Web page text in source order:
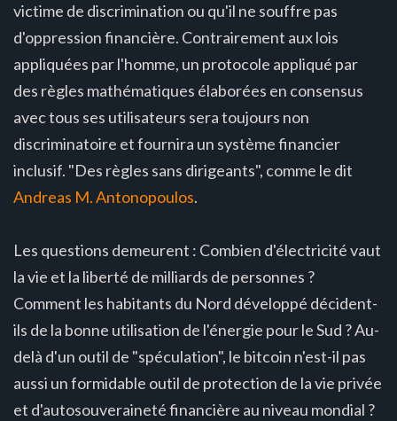
victime de discrimination ou qu'il ne souffre pas
d'oppression financière. Contrairement aux lois
appliquées par l'homme, un protocole appliqué par
des règles mathématiques élaborées en consensus
avec tous ses utilisateurs sera toujours non
discriminatoire et fournira un système financier
inclusif. "Des règles sans dirigeants", comme le dit
Andreas M. Antonopoulos.
Les questions demeurent : Combien d'électricité vaut
la vie et la liberté de milliards de personnes ?
Comment les habitants du Nord développé décident-
ils de la bonne utilisation de l'énergie pour le Sud ? Au-
delà d'un outil de "spéculation", le bitcoin n'est-il pas
aussi un formidable outil de protection de la vie privée
et d'autosouveraineté financière au niveau mondial ?